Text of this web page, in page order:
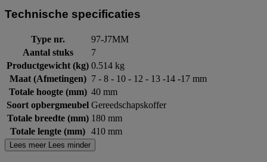
Technische specificaties
Type nr.
97-J7MM
Aantal stuks
7
Productgewicht (kg) 0.514 kg
Maat (Afmetingen) 7 - 8 - 10 - 12 - 13 -14 -17 mm
Totale hoogte (mm) 40 mm
Soort opbergmeubel Gereedschapskoffer
Totale breedte (mm) 180 mm
Totale lengte (mm) 410 mm
Lees meer Lees minder